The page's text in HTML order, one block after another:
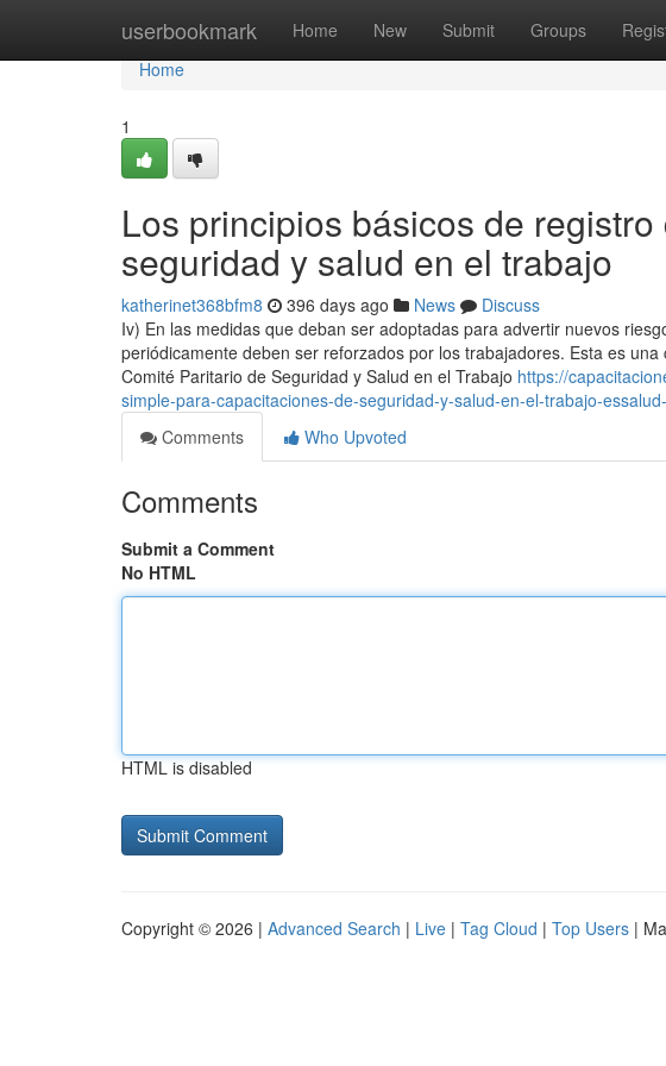
userbookmark Home New Submit Groups
Home
Home
1
Los principios básicos de
seguridad y salud en el trabajo
katherinet368bfm8 396 days ago News
Discuss
Iv) En las medidas que deban ser adoptadas para advertir nuevos
periódicamente deben ser reforzados por los trabajadores. Esta es
Comité Paritario de Seguridad y Salud en el Trabajo https://
simple-para-capacitaciones-de-seguridad-y-salud-en-el-trabajo-
Comments
Who Upvoted
Comments
Submit a Comment
No HTML
HTML is disabled
Copyright © 2026 | Advanced Search | Live | Tag Cloud | Top Users |